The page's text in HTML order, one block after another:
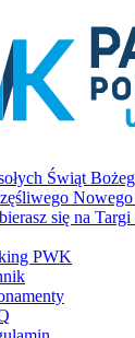
Świąt
się na
PWK